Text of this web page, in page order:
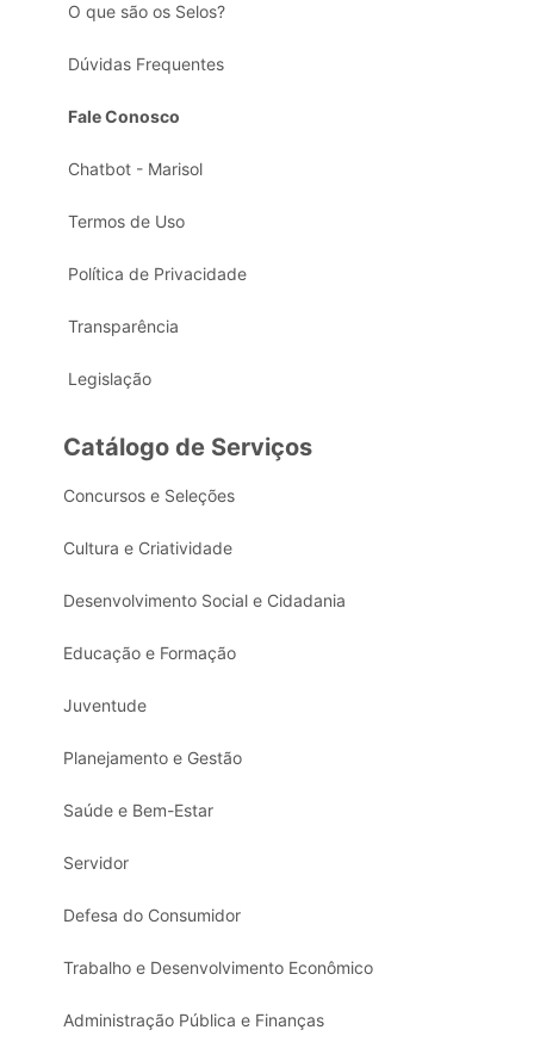
O que são os Selos?
Dúvidas Frequentes
Fale Conosco
Chatbot - Marisol
Termos de Uso
Política de Privacidade
Transparência
Legislação
Catálogo de Serviços
Concursos e Seleções
Cultura e Criatividade
Desenvolvimento Social e Cidadania
Educação e Formação
Juventude
Planejamento e Gestão
Saúde e Bem-Estar
Servidor
Defesa do Consumidor
Trabalho e Desenvolvimento Econômico
Administração Pública e Finanças